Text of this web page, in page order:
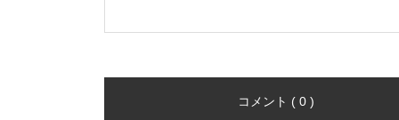
コメント ( 0 )